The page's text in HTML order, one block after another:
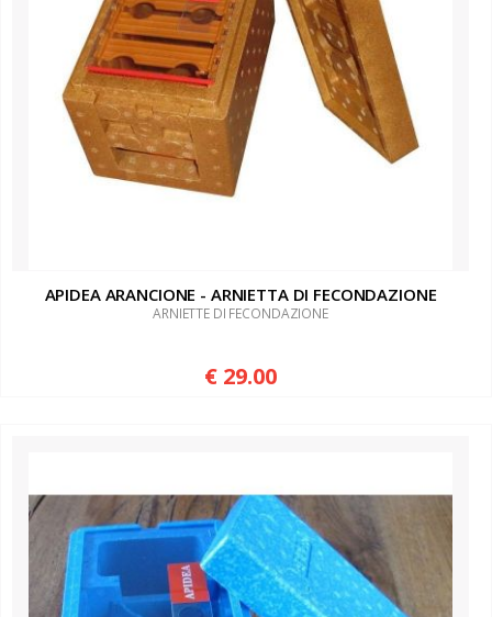
APIDEA ARANCIONE - ARNIETTA DI FECONDAZIONE
ARNIETTE DI FECONDAZIONE
€ 29.00